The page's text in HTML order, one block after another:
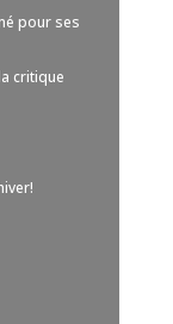
pour ses
critique